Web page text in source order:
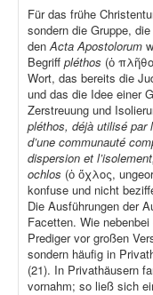
Für das frühe
sondern die Gruppe,
denActa Apostolorum
Begriff pléthos (ὁ
Wort, das bereits die
und das die Idee einer
Zerstreuung und
pléthos, déjà utilisé par
d’une communauté
dispersion et l’isolement,
ochlos (ὁ ὄχλος,
konfuse und nicht
Die Ausführungen der
Facetten. Wie
Prediger vor großen
sondern häufig in
(21). In Privathäusern
vornahm; so ließ sich